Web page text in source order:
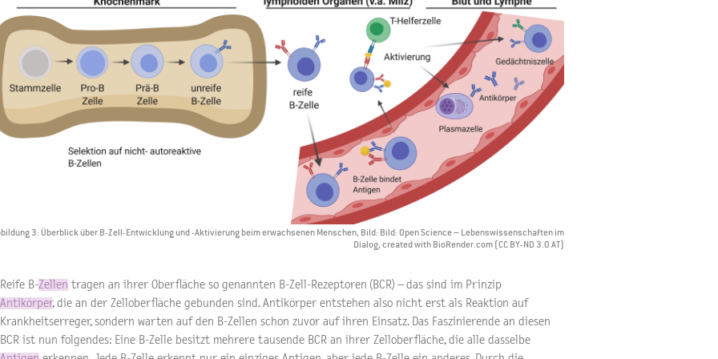
3: Überblick über B-Zell-Entwicklung und -Aktivierung beim erwachsenen Menschen, Bild: Bild: Open Science – Lebenswissenschaften im
Dialog, created with BioRender.com (CC BY-ND 3.0 AT)
Reife B-Zellen tragen an ihrer Oberfläche so genannten B-Zell-Rezeptoren (BCR) – das sind im Prinzip
Antikörper, die an der Zelloberfläche gebunden sind. Antikörper entstehen also nicht erst als Reaktion auf
Krankheitserreger, sondern warten auf den B-Zellen schon zuvor auf ihren Einsatz. Das Faszinierende an diesen
BCR ist nun folgendes: Eine B-Zelle besitzt mehrere tausende BCR an ihrer Zelloberfläche, die alle dasselbe